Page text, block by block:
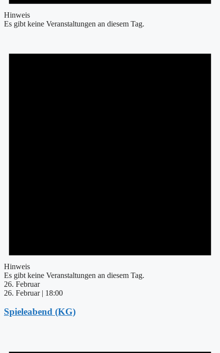
Hinweis
Es gibt keine Veranstaltungen an diesem Tag.
Hinweis
Es gibt keine Veranstaltungen an diesem Tag.
26. Februar
26. Februar | 18:00
Spieleabend (KG)